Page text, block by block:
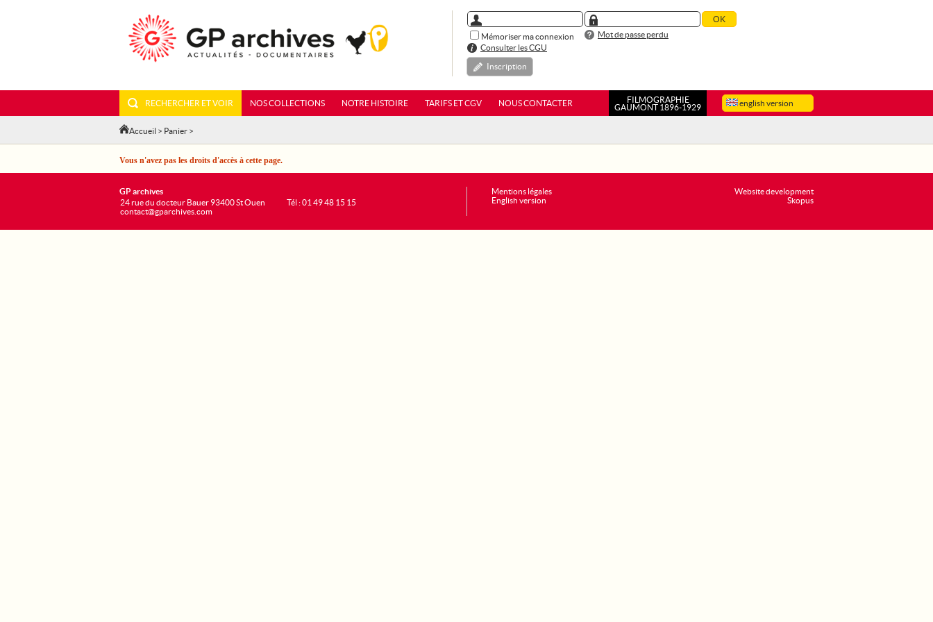
Mémoriser ma connexion
Mot de passe perdu
Consulter les CGU
Inscription
english version
RECHERCHER ET VOIR NOS COLLECTIONS NOTRE HISTOIRE TARIFS ET CGV NOUS CONTACTER
FILMOGRAPHIE
GAUMONT 1896-1929
Accueil > Panier >
Vous n'avez pas les droits d'accès à cette page.
Website development
Skopus
GP archives
24 rue du docteur Bauer 93400 St Ouen
contact@gparchives.com
Tél : 01 49 48 15 15
Mentions légales
English version